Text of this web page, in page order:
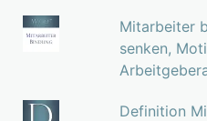
Mitarbeiter
senken,
Definition